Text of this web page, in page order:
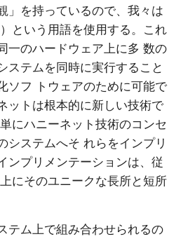
」を持っているので、我々は
という用語を使用する。これ
一のハードウェア上に多 数の
ステムを同時に実行すること
ソフ トウェアのために可能で
ットは根本的に新しい技術で
にハニーネット技術のコンセ
システムへそ れらをインプリ
ンプリメンテーションは、従
にそのユニークな長所と短所
テム上で組み合わせられるの